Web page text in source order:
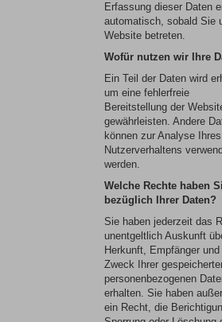
Erfassung dieser Daten
automatisch, sobald Sie
Website betreten.
Wofür nutzen wir Ihre
Ein Teil der Daten wird
um eine fehlerfreie
Bereitstellung der
gewährleisten. Andere
können zur Analyse Ihres
Nutzerverhaltens
werden.
Welche Rechte haben
bezüglich Ihrer Daten?
Sie haben jederzeit das
unentgeltlich Auskunft
Herkunft, Empfänger und
Zweck Ihrer
personenbezogenen
erhalten. Sie haben
ein Recht, die